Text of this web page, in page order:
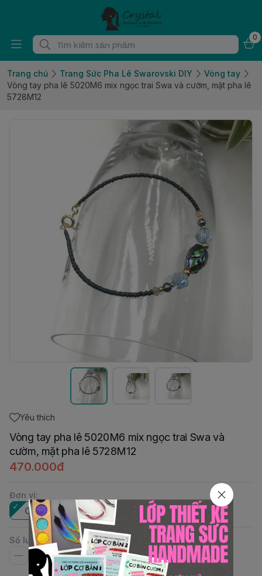
0
Trang chủ Trang Sức Pha Lê Swarovski DIY
Vòng tay
Vòng tay pha lê 5020M6 mix ngọc trai Swa và cườm, mặt pha lê
5728M12
Yêu thích
Vòng tay pha lê 5020M6 mix ngọc trai Swa và
cườm, mặt pha lê 5728M12
470.000đ
Đơn vị:
Cái
Số lượng